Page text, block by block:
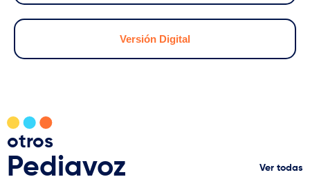
Versión Digital
otros
Pediavoz Ver todas